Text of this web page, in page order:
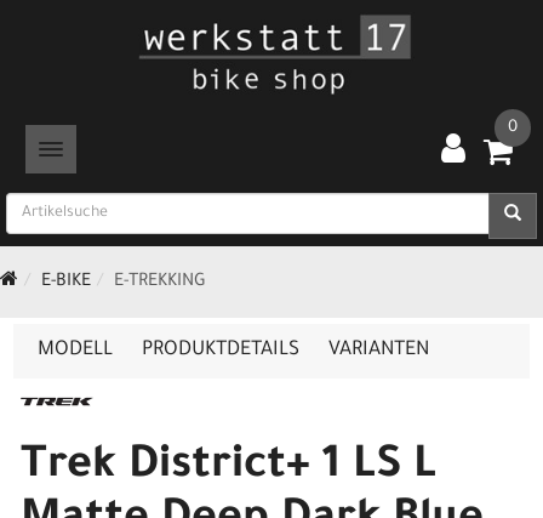
TOGGLE NAVIGATION
0
E-BIKE E-TREKKING
MODELL PRODUKTDETAILS VARIANTEN
Trek District+ 1 LS L